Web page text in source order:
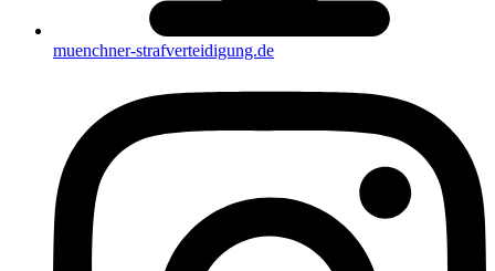
muenchner-strafverteidigung.de